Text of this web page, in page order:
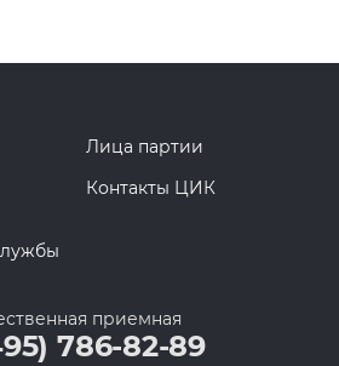
Лица партии
Контакты ЦИК
приемная
786-82-89